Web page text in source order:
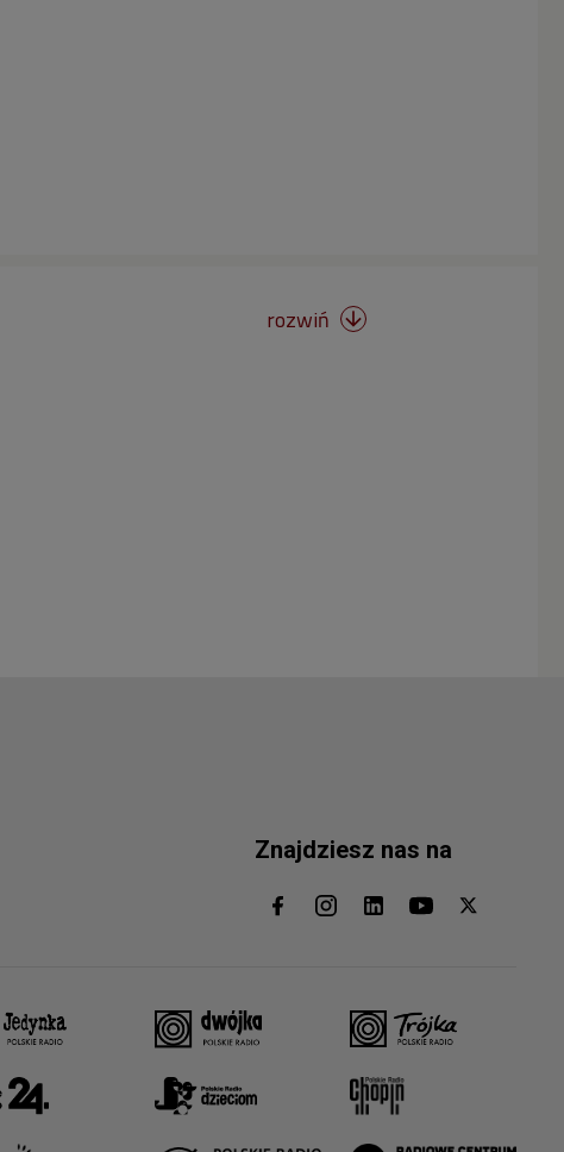
rozwiń 
Znajdziesz nas na